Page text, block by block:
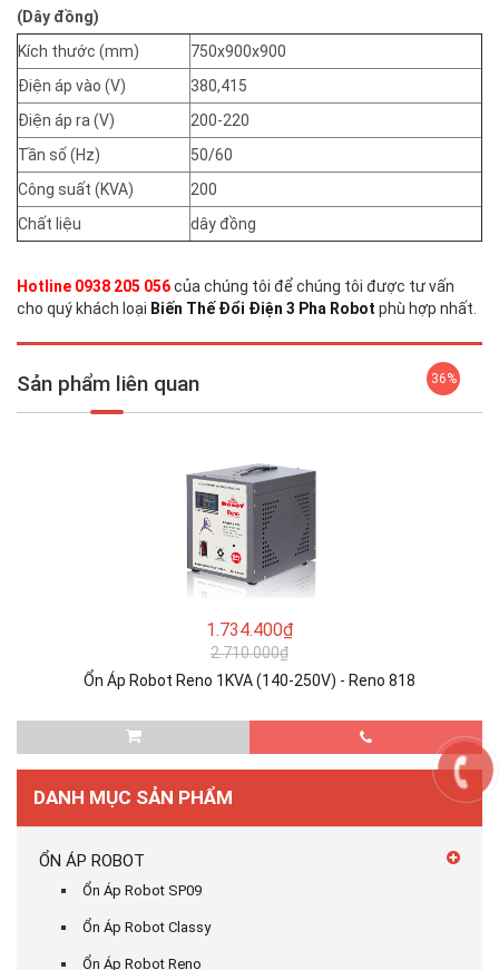
(Dây đồng)
Kích thước (mm)
750x900x900
Điện áp vào (V)
380,415
Điện áp ra (V)
200-220
Tần số (Hz)
50/60
Công suất (KVA)
200
Chất liệu
dây đồng
Hotline 0938 205 056của chúng tôi để chúng tôi được tư vấn
cho quý khách loại Biến Thế Đổi Điện 3 Pha Robot phù hợp nhất.
Sản phẩm liên quan
1.734.400₫
2.710.000₫
Ổn Áp Robot Reno 1KVA (140-250V) - Reno 818
36%
DANH MỤC SẢN PHẨM
ỔN ÁP ROBOT
Ổn Áp Robot SP09
Ổn Áp Robot Classy
Ổn Áp Robot Reno